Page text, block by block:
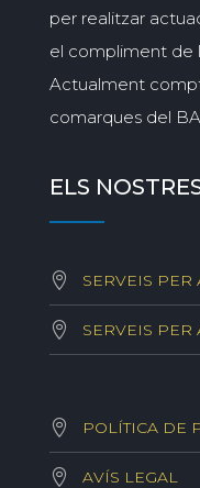
per realitzar
el compliment de
Actualment
comarques del
ELS
SERVEIS PER
SERVEIS PER
POLÍTICA DE
AVÍS LEGAL